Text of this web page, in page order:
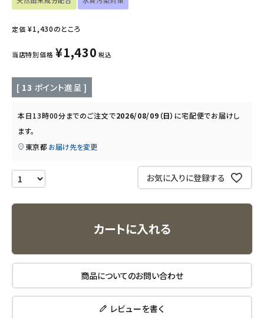
キッズ・ベビー・マタニティ
キッチン用品
フード・ドリンク
ブランド
定期購入
オリジナルブランド
定価 ¥1,430のところ
当店特別価格 ¥1,430 税込
[ 13 ポイント進呈 ]
本日13時00分までのご注文で2026/08/09（日） に宅配便でお届けし
ます。
東京都 お届け先を変更
お気に入りに登録する
カートに入れる
商品についてのお問い合わせ
レビューを書く